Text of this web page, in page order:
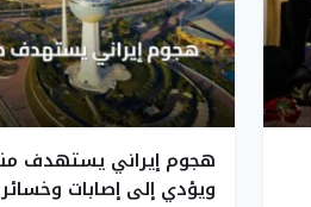
ويؤدي إلى إصابات وخسائر